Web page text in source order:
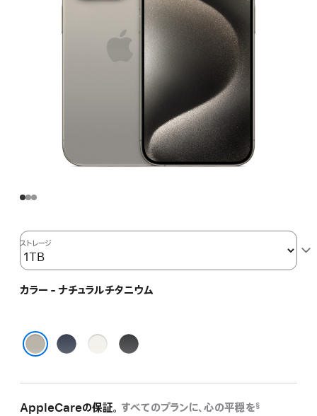
ストレージ
カラー - ナチュラルチタニウム
ブ
ル
タ
ホ
チ
ブ
ラ
チ
AppleCareの保証。 すべてのプランに、心の平穏を§